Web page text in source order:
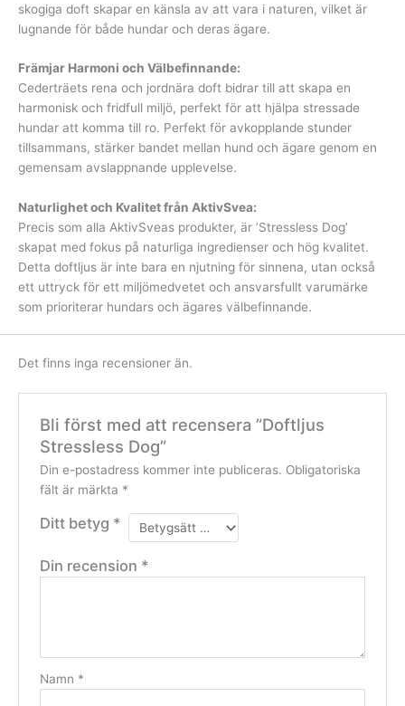
skogiga doft skapar en känsla av att vara i naturen, vilket är
lugnande för både hundar och deras ägare.
Främjar Harmoni och Välbefinnande:
Cederträets rena och jordnära doft bidrar till att skapa en
harmonisk och fridfull miljö, perfekt för att hjälpa stressade
hundar att komma till ro. Perfekt för avkopplande stunder
tillsammans, stärker bandet mellan hund och ägare genom en
gemensam avslappnande upplevelse.
Naturlighet och Kvalitet från AktivSvea:
Precis som alla AktivSveas produkter, är ’Stressless Dog’
skapat med fokus på naturliga ingredienser och hög kvalitet.
Detta doftljus är inte bara en njutning för sinnena, utan också
ett uttryck för ett miljömedvetet och ansvarsfullt varumärke
som prioriterar hundars och ägares välbefinnande.
Det finns inga recensioner än.
Bli först med att recensera ”Doftljus
Stressless Dog”
Din e-postadress kommer inte publiceras. Obligatoriska
fält är märkta *
Ditt betyg *
Din recension *
Namn *